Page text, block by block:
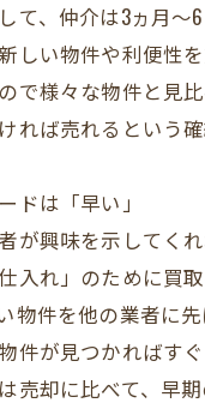
て、仲介は3ヵ月
しい物件や利便性
で様々な物件と見
れば売れるという
ドは「早い」
が興味を示してく
入れ」のために買
物件を他の業者に
件が見つかればす
却に比べて、早